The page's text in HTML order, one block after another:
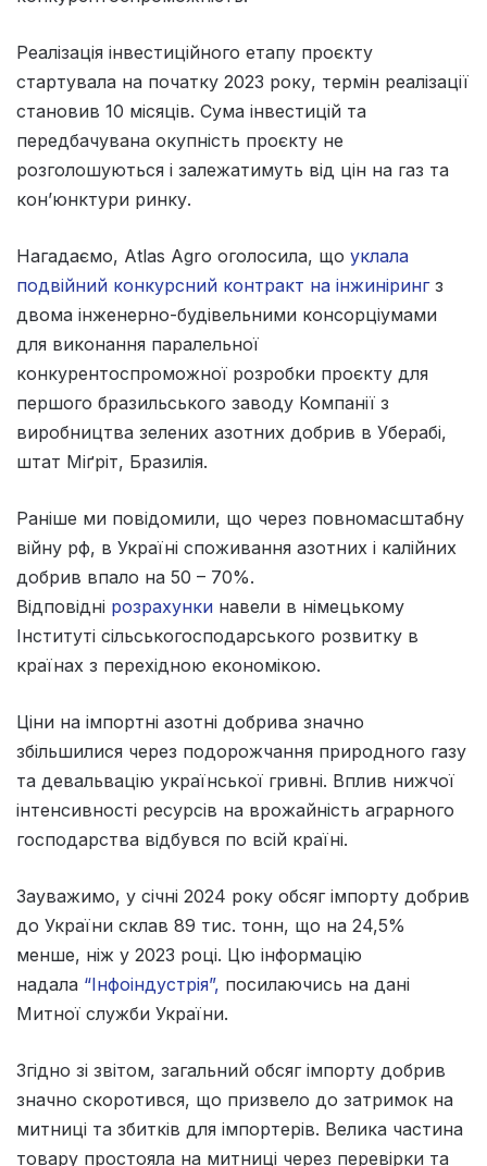
Реалізація інвестиційного етапу проєкту
стартувала на початку 2023 року, термін реалізації
становив 10 місяців. Сума інвестицій та
передбачувана окупність проєкту не
розголошуються і залежатимуть від цін на газ та
кон’юнктури ринку.
Нагадаємо, Atlas Agro оголосила, що уклала
подвійний конкурсний контракт на інжинірингз
двома інженерно-будівельними консорціумами
для виконання паралельної
конкурентоспроможної розробки проєкту для
першого бразильського заводу Компанії з
виробництва зелених азотних добрив в Уберабі,
штат Міґріт, Бразилія.
Раніше ми повідомили, що через повномасштабну
війну рф, в Україні споживання азотних і калійних
добрив впало на 50 – 70%.
Відповідні розрахунки навели в німецькому
Інституті сільськогосподарського розвитку в
країнах з перехідною економікою.
Ціни на імпортні азотні добрива значно
збільшилися через подорожчання природного газу
та девальвацію української гривні. Вплив нижчої
інтенсивності ресурсів на врожайність аграрного
господарства відбувся по всій країні.
Зауважимо, у січні 2024 року обсяг імпорту добрив
до України склав 89 тис. тонн, що на 24,5%
менше, ніж у 2023 році. Цю інформацію
надала “Інфоіндустрія”, посилаючись на дані
Митної служби України.
Згідно зі звітом, загальний обсяг імпорту добрив
значно скоротився, що призвело до затримок на
митниці та збитків для імпортерів. Велика частина
товару простояла на митниці через перевірки та